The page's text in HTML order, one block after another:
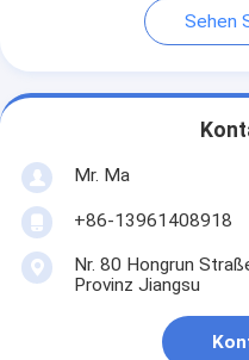
Sehen
Mr. Ma
+86-13961408918
Nr. 80 Hongrun
Provinz Jiangsu